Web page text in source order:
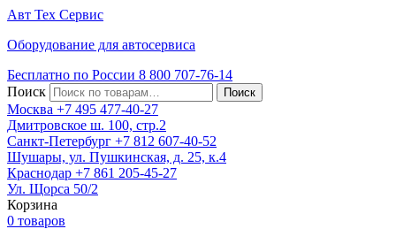
Авт Тех Сервис
Оборудование для автосервиса
Бесплатно по России 8 800 707-76-14
Поиск
Москва +7 495 477-40-27
Дмитровское ш. 100, стр.2
Санкт-Петербург +7 812 607-40-52
Шушары, ул. Пушкинская, д. 25, к.4
Краснодар +7 861 205-45-27
Ул. Щорса 50/2
Корзина
0 товаров